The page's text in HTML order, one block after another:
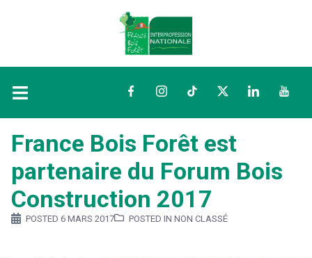
FacebookInstagramTikTokTwitterLinkedIn
France Bois Forêt est
partenaire du Forum Bois
Construction 2017
POSTED 6 MARS 2017 POSTED IN NON CLASSÉ